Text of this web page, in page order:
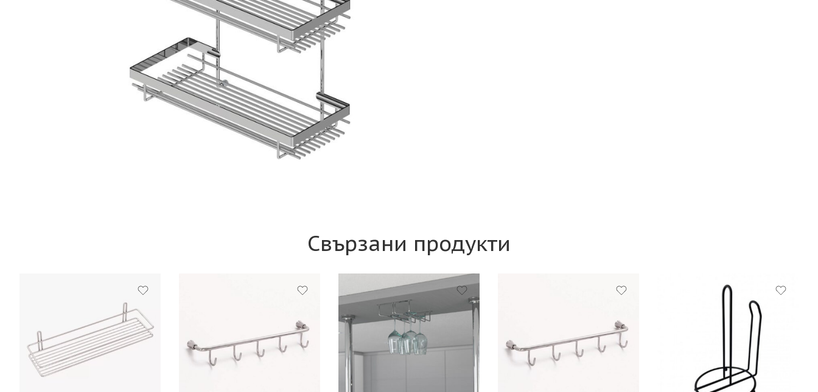
Свързани продукти